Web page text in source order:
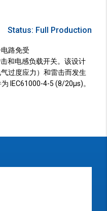
Status: Full Production
路免受
和电感负载开关。该设计
过度应力）和雷击而发生
IEC61000-4-5 (8/20µs)。